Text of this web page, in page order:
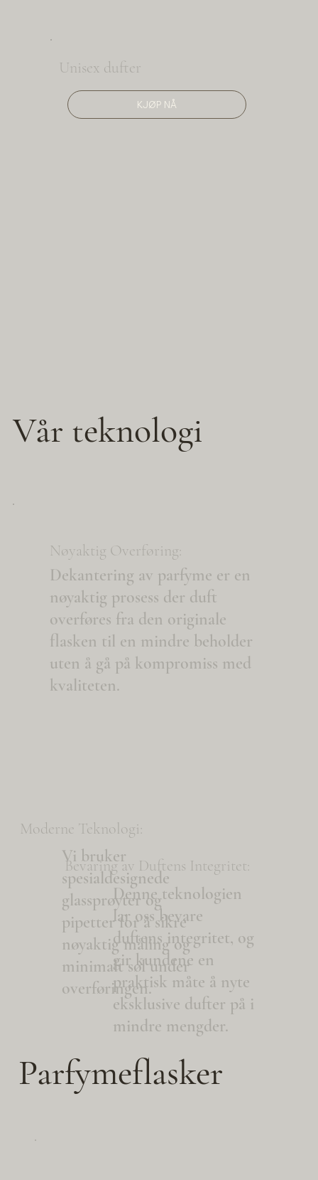
Unisex dufter
KJØP NÅ
Vår teknologi
Bevaring av Duftens Integritet:
Denne teknologien
lar oss bevare
duftens integritet, og
gir kundene en
praktisk måte å nyte
eksklusive dufter på i
mindre mengder.
Nøyaktig Overføring:
Dekantering av parfyme er en
nøyaktig prosess der duft
overføres fra den originale
flasken til en mindre beholder
uten å gå på kompromiss med
kvaliteten.
Moderne Teknologi:
Vi bruker
spesialdesignede
glassprøyter og
pipetter for å sikre
nøyaktig måling og
minimalt søl under
overføringen.
Parfymeflasker